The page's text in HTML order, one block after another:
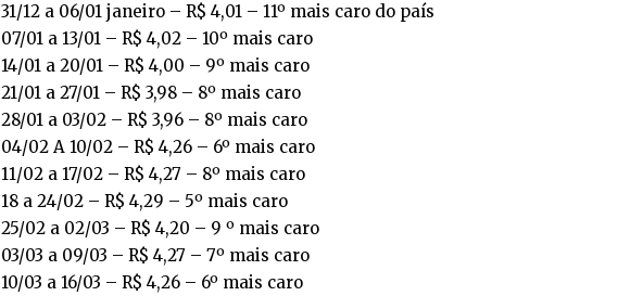
31/12 a 06/01 janeiro – R$ 4,01 – 11º mais caro do país
07/01 a 13/01 – R$ 4,02 – 10º mais caro
14/01 a 20/01 – R$ 4,00 – 9º mais caro
21/01 a 27/01 – R$ 3,98 – 8º mais caro
28/01 a 03/02 – R$ 3,96 – 8º mais caro
04/02 A 10/02 – R$ 4,26 – 6º mais caro
11/02 a 17/02 – R$ 4,27 – 8º mais caro
18 a 24/02 – R$ 4,29 – 5º mais caro
25/02 a 02/03 – R$ 4,20 – 9 º mais caro
03/03 a 09/03 – R$ 4,27 – 7º mais caro
10/03 a 16/03 – R$ 4,26 – 6º mais caro